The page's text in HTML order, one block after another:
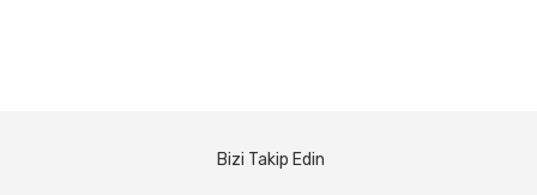
Bizi Takip Edin